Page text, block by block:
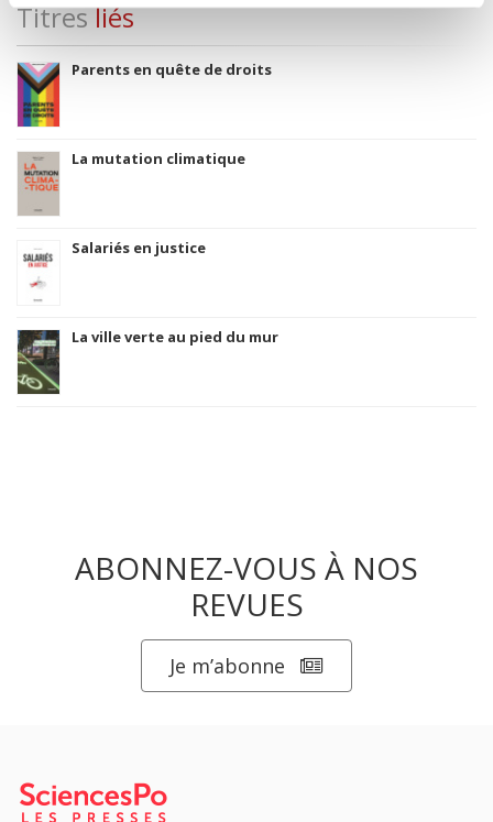
Titresliés
Parents en quête de droits
La mutation climatique
Salariés en justice
La ville verte au pied du mur
ABONNEZ-VOUS À NOS
REVUES
Je m’abonne